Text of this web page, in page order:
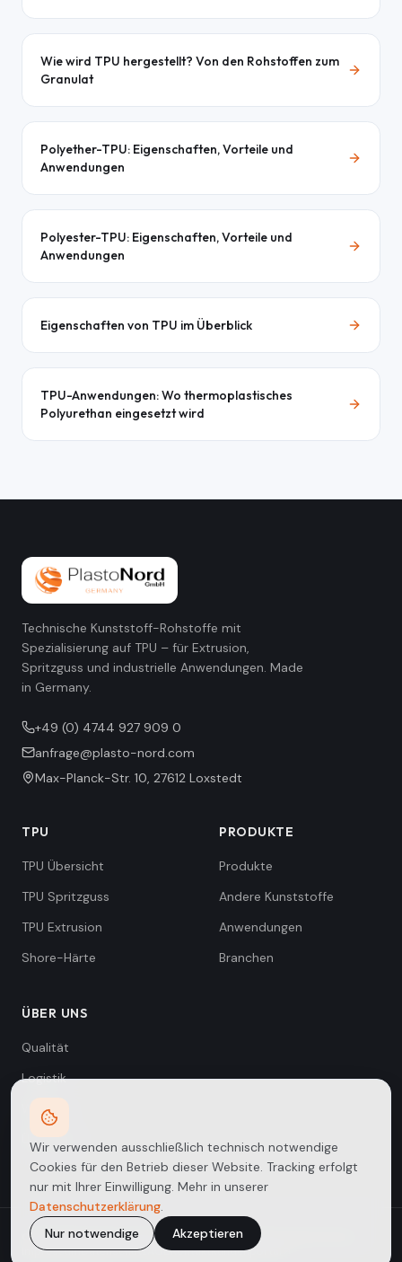
Wie wird TPU hergestellt? Von den Rohstoffen zum
Granulat
Polyether-TPU: Eigenschaften, Vorteile und
Anwendungen
Polyester-TPU: Eigenschaften, Vorteile und
Anwendungen
Eigenschaften von TPU im Überblick
TPU-Anwendungen: Wo thermoplastisches
Polyurethan eingesetzt wird
Technische Kunststoff-Rohstoffe mit
Spezialisierung auf TPU – für Extrusion,
Spritzguss und industrielle Anwendungen. Made
in Germany.
+49 (0) 4744 927 909 0
anfrage@plasto-nord.com
Max-Planck-Str. 10 27612 Loxstedt
TPU
TPU Übersicht
TPU Spritzguss
TPU Extrusion
Shore-Härte
PRODUKTE
Produkte
Andere Kunststoffe
Anwendungen
Branchen
ÜBER UNS
Qualität
Logistik
Wissen
© 2026 PlastoNord GmbH
Industriegebiet Stotel / Bremerhaven
ImpressumDatenschutzAGBKontaktKundenportal
Wir verwenden ausschließlich technisch notwendige
Cookies für den Betrieb dieser Website. Tracking erfolgt
nur mit Ihrer Einwilligung. Mehr in unserer
Datenschutzerklärung.
Nur notwendige
Akzeptieren